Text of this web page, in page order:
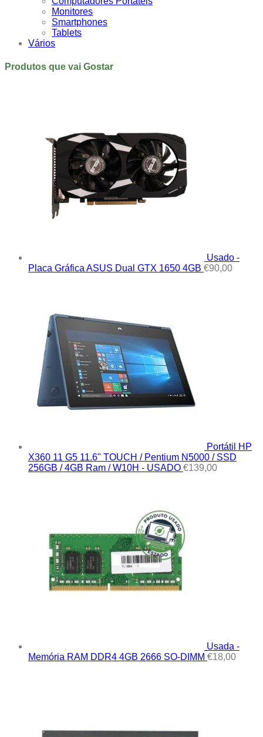
Monitores
Smartphones
Tablets
Vários
Produtos que vai Gostar
Usado -
Placa Gráfica ASUS Dual GTX 1650 4GB €90,00
Portátil HP
X360 11 G5 11.6" TOUCH / Pentium N5000 / SSD
256GB / 4GB Ram / W10H - USADO €139,00
Usada -
Memória RAM DDR4 4GB 2666 SO-DIMM €18,00